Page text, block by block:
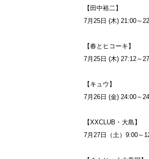
【田中裕二】
7月25日 (木) 21:00～
【春とヒコーキ】
7月25日 (木) 27:12～
【キュウ】
7月26日 (金) 24:00～
【XXCLUB・大島】
7月27日（土）9:00～